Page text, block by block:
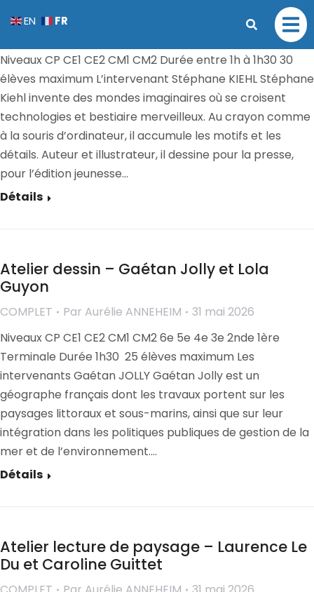
31 mai 2026
Niveaux CP CE1 CE2 CM1 CM2 Durée entre 1h à 1h30 30
élèves maximum L’intervenant Stéphane KIEHL Stéphane
Kiehl invente des mondes imaginaires où se croisent
technologies et bestiaire merveilleux. Au crayon comme
à la souris d’ordinateur, il accumule les motifs et les
détails. Auteur et illustrateur, il dessine pour la presse,
pour l’édition jeunesse…
Détails
Atelier dessin – Gaétan Jolly et Lola
Guyon
COMPLET Par Aurélie ANNEHEIM
31 mai 2026
Niveaux CP CE1 CE2 CM1 CM2 6e 5e 4e 3e 2nde 1ère
Terminale Durée 1h30 25 élèves maximum Les
intervenants Gaétan JOLLY Gaétan Jolly est un
géographe français dont les travaux portent sur les
paysages littoraux et sous-marins, ainsi que sur leur
intégration dans les politiques publiques de gestion de la
mer et de l’environnement.…
Détails
Atelier lecture de paysage – Laurence Le
Du et Caroline Guittet
EN FR